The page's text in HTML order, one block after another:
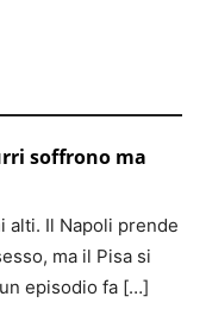
soffrono ma
Il Napoli prende
ma il Pisa si
episodio fa […]